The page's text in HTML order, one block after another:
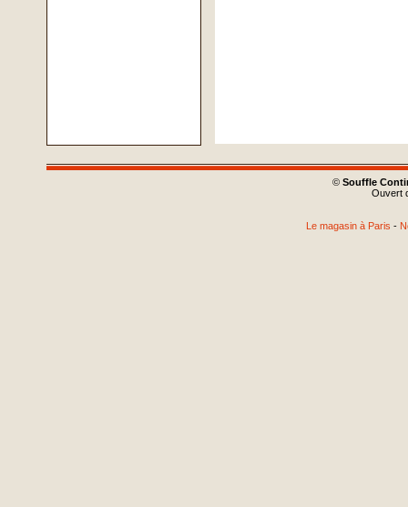
© Souffle
Ouvert
Le magasin à Paris -